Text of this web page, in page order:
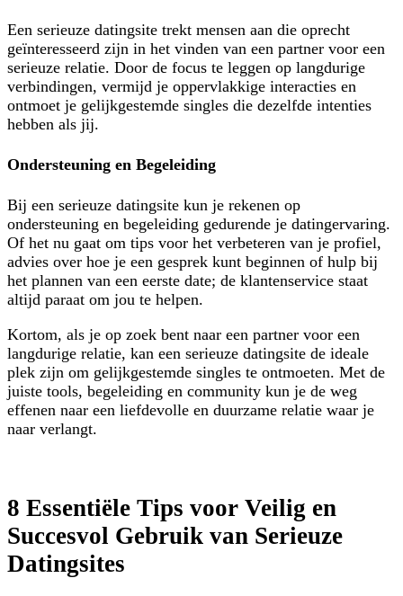
Een serieuze datingsite trekt mensen aan die oprecht
geïnteresseerd zijn in het vinden van een partner voor een
serieuze relatie. Door de focus te leggen op langdurige
verbindingen, vermijd je oppervlakkige interacties en
ontmoet je gelijkgestemde singles die dezelfde intenties
hebben als jij.
Ondersteuning en Begeleiding
Bij een serieuze datingsite kun je rekenen op
ondersteuning en begeleiding gedurende je datingervaring.
Of het nu gaat om tips voor het verbeteren van je profiel,
advies over hoe je een gesprek kunt beginnen of hulp bij
het plannen van een eerste date; de klantenservice staat
altijd paraat om jou te helpen.
Kortom, als je op zoek bent naar een partner voor een
langdurige relatie, kan een serieuze datingsite de ideale
plek zijn om gelijkgestemde singles te ontmoeten. Met de
juiste tools, begeleiding en community kun je de weg
effenen naar een liefdevolle en duurzame relatie waar je
naar verlangt.
8 Essentiële Tips voor Veilig en
Succesvol Gebruik van Serieuze
Datingsites